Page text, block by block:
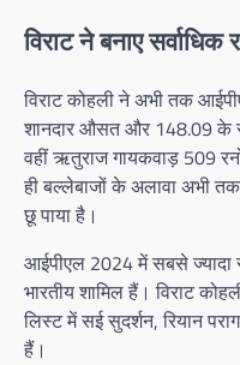
विराट ने बनाए सर्वाधिक
विराट कोहली ने अभी तक
शानदार औसत और 148.09 के
वहीं ऋतुराज गायकवाड़ 509
ही बल्लेबाजों के अलावा अभी
छू पाया है।
आईपीएल 2024 में सबसे ज्यादा
भारतीय शामिल हैं। विराट
लिस्ट में सई सुदर्शन, रियान
हैं।